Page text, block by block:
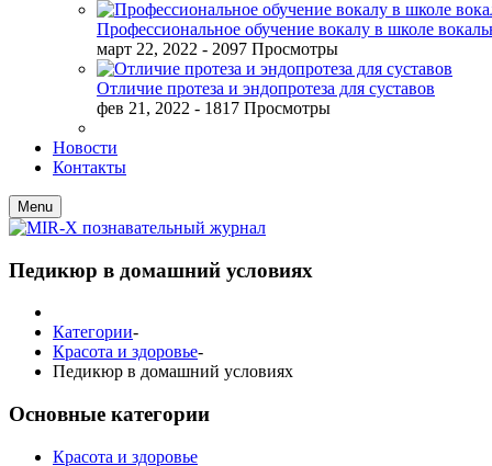
Профессиональное обучение вокалу в школе
март 22, 2022 - 2097 Просмотры
Отличие протеза и эндопротеза для суставов
фев 21, 2022 - 1817 Просмотры
Новости
Контакты
Menu
Педикюр в домашний условиях
Категории-
Красота и здоровье-
Педикюр в домашний условиях
Основные категории
Красота и здоровье